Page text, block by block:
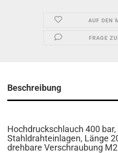
AUF DEN
FRAGE
Beschreibung
Hochdruckschlauch 400
Stahldrahteinlagen, Länge
drehbare Verschraubung